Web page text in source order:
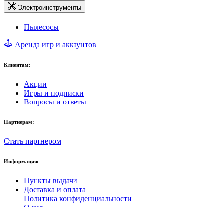
Электроинструменты
Пылесосы
Аренда игр и аккаунтов
Клиентам:
Акции
Игры и подписки
Вопросы и ответы
Партнерам:
Стать партнером
Информация:
Пункты выдачи
Доставка и оплата
Политика конфиденциальности